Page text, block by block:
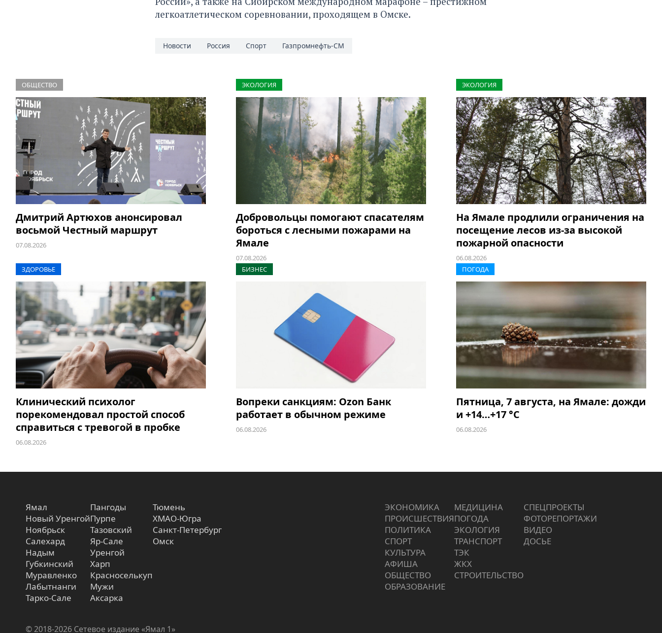
легкоатлетическом соревновании, проходящем в Омске.
Новости Россия Спорт Газпромнефть-СМ
ОБЩЕСТВО
Дмитрий Артюхов анонсировал
восьмой Честный маршрут
07.08.2026
ЭКОЛОГИЯ
Добровольцы помогают спасателям
бороться с лесными пожарами на
Ямале
07.08.2026
ЭКОЛОГИЯ
На Ямале продлили ограничения на
посещение лесов из-за высокой
пожарной опасности
06.08.2026
ЗДОРОВЬЕ
Клинический психолог
порекомендовал простой способ
справиться с тревогой в пробке
06.08.2026
БИЗНЕС
Вопреки санкциям: Ozon Банк
работает в обычном режиме
06.08.2026
ПОГОДА
Пятница, 7 августа, на Ямале: дожди
и +14…+17 °C
06.08.2026
Ямал
Новый Уренгой
Ноябрьск
Салехард
Надым
Губкинский
Муравленко
Лабытнанги
Тарко-Сале
Пангоды
Пурпе
Тазовский
Яр-Сале
Уренгой
Харп
Красноселькуп
Мужи
Аксарка
Тюмень
ХМАО-Югра
Санкт-Петербург
Омск
ЭКОНОМИКА
ПРОИCШЕСТВИЯ
ПОЛИТИКА
СПОРТ
КУЛЬТУРА
АФИША
ОБЩЕСТВО
ОБРАЗОВАНИЕ
МЕДИЦИНА
ПОГОДА
ЭКОЛОГИЯ
ТРАНСПОРТ
ТЭК
ЖКХ
СТРОИТЕЛЬСТВО
СПЕЦПРОЕКТЫ
ФОТОРЕПОРТАЖИ
ВИДЕО
ДОСЬЕ
© 2018-2026 Сетевое издание «Ямал 1»